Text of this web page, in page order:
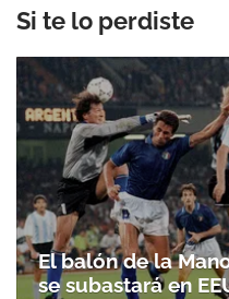
Si te lo perdiste
El balón de la
se subastará en